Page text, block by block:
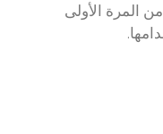
المرة الأولى